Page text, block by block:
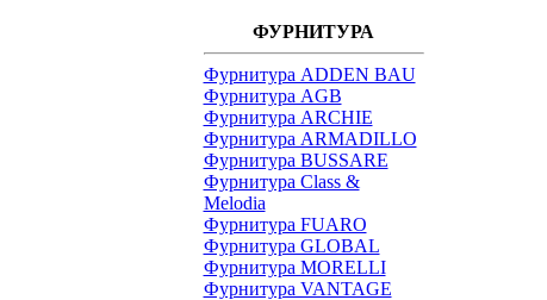
ФУРНИТУРА
Фурнитура ADDEN BAU
Фурнитура AGB
Фурнитура ARCHIE
Фурнитура ARMADILLO
Фурнитура BUSSARE
Фурнитура Class &
Melodia
Фурнитура FUARO
Фурнитура GLOBAL
Фурнитура MORELLI
Фурнитура VANTAGE